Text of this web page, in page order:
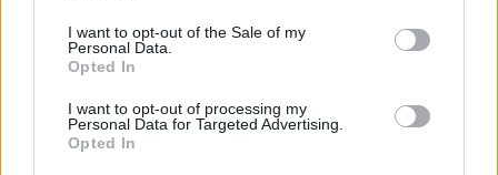
I want to opt-out of the Sale of my
Personal Data.
Opted In
I want to opt-out of processing my
Personal Data for Targeted Advertising.
Opted In